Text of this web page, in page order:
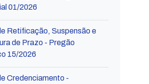
01/2026
Retificação, Suspensão e
de Prazo - Pregão
15/2026
Credenciamento -